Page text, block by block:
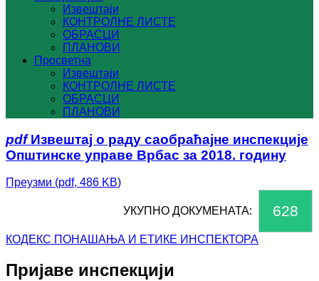
Извештаји
КОНТРОЛНЕ ЛИСТЕ
ОБРАСЦИ
ПЛАНОВИ
Просветна
Извештаји
КОНТРОЛНЕ ЛИСТЕ
ОБРАСЦИ
ПЛАНОВИ
pdf Извештај о раду саобраћајне инспекције
Општинске управе Врбас за 2018. годину
Преузми (pdf, 486 KB)
УКУПНО ДОКУМЕНАТА: 628
КОДЕКС ПОНАШАЊА И ЕТИКЕ ИНСПЕКТОРА
Пријаве инспекцији